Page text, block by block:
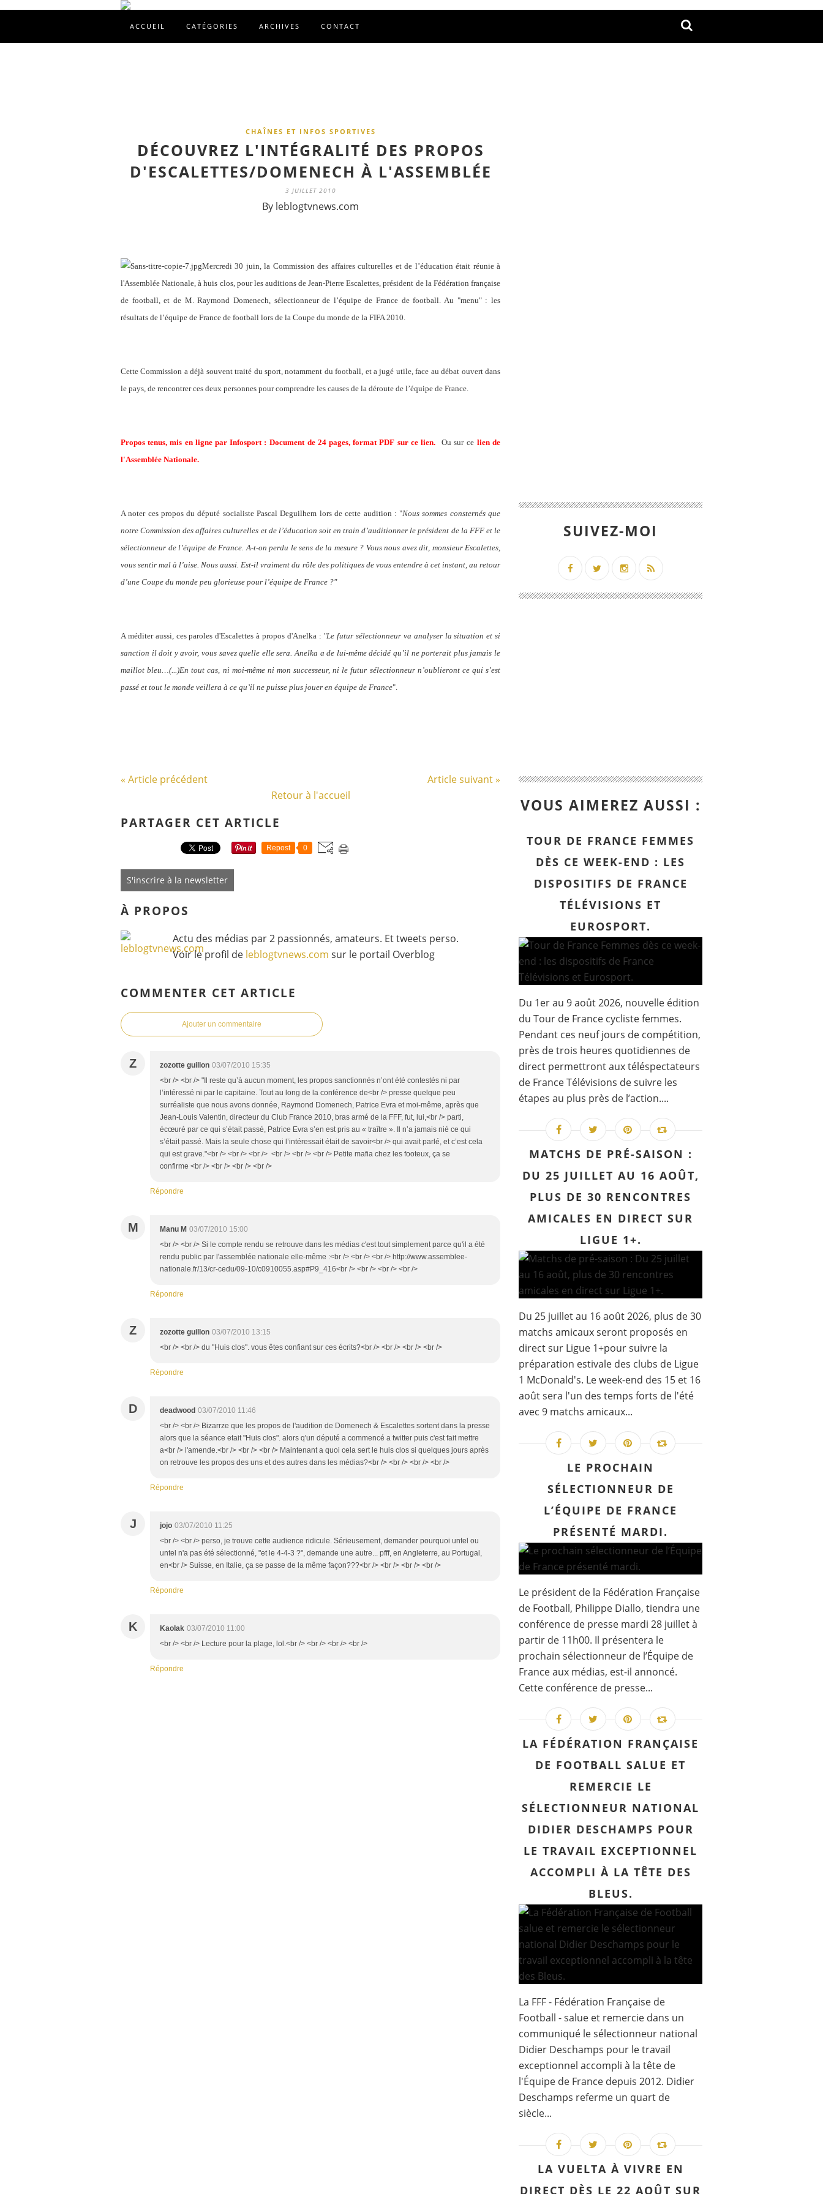
ACCUEIL CATÉGORIES ARCHIVES CONTACT
CHAÎNES ET INFOS SPORTIVES
DÉCOUVREZ L'INTÉGRALITÉ DES PROPOS
D'ESCALETTES/DOMENECH À L'ASSEMBLÉE
3 JUILLET 2010
By leblogtvnews.com
Mercredi 30 juin, la Commission des affaires culturelles et de l’éducation était réunie à
l'Assemblée Nationale, à huis clos, pour les auditions de Jean-Pierre Escalettes, président de la Fédération française
de football, et de M. Raymond Domenech, sélectionneur de l’équipe de France de football. Au "menu" : les
résultats de l’équipe de France de football lors de la Coupe du monde de la FIFA 2010.
Cette Commission a déjà souvent traité du sport, notamment du football, et a jugé utile, face au débat ouvert dans
le pays, de rencontrer ces deux personnes pour comprendre les causes de la déroute de l’équipe de France.
Propos tenus, mis en ligne par Infosport : Document de 24 pages, format PDF sur ce lien. Ou sur ce lien de
l'Assemblée Nationale.
A noter ces propos du député socialiste Pascal Deguilhem lors de cette audition : "Nous sommes consternés que
notre Commission des affaires culturelles et de l’éducation soit en train d’auditionner le président de la FFF et le
sélectionneur de l’équipe de France. A-t-on perdu le sens de la mesure ? Vous nous avez dit, monsieur Escalettes,
vous sentir mal à l’aise. Nous aussi. Est-il vraiment du rôle des politiques de vous entendre à cet instant, au retour
d’une Coupe du monde peu glorieuse pour l’équipe de France ?"
A méditer aussi, ces paroles d'Escalettes à propos d'Anelka : "Le futur sélectionneur va analyser la situation et si
sanction il doit y avoir, vous savez quelle elle sera. Anelka a de lui-même décidé qu’il ne porterait plus jamais le
maillot bleu…(...)En tout cas, ni moi-même ni mon successeur, ni le futur sélectionneur n’oublieront ce qui s’est
passé et tout le monde veillera à ce qu’il ne puisse plus jouer en équipe de France".
« Article précédent
Article suivant »
Retour à l'accueil
PARTAGER CET ARTICLE
Repost 0
S'inscrire à la newsletter
À PROPOS
Actu des médias par 2 passionnés, amateurs. Et tweets perso.
Voir le profil de leblogtvnews.com sur le portail Overblog
COMMENTER CET ARTICLE
Ajouter un commentaire
Z zozotte guillon 03/07/2010 15:35
<br /> <br /> "Il reste qu’à aucun moment, les propos sanctionnés n’ont été contestés ni par
l’intéressé ni par le capitaine. Tout au long de la conférence de<br /> presse quelque peu
surréaliste que nous avons donnée, Raymond Domenech, Patrice Evra et moi-même, après que
Jean-Louis Valentin, directeur du Club France 2010, bras armé de la FFF, fut, lui,<br /> parti,
écœuré par ce qui s’était passé, Patrice Evra s’en est pris au « traître ». Il n’a jamais nié ce qui
s’était passé. Mais la seule chose qui l’intéressait était de savoir<br /> qui avait parlé, et c’est cela
qui est grave."<br /> <br /> <br /> <br /> <br /> <br /> Petite mafia chez les footeux, ça se
confirme <br /> <br /> <br /> <br />
Répondre
M Manu M 03/07/2010 15:00
<br /> <br /> Si le compte rendu se retrouve dans les médias c'est tout simplement parce qu'il a été
rendu public par l'assemblée nationale elle-même :<br /> <br /> <br /> http://www.assemblee-
nationale.fr/13/cr-cedu/09-10/c0910055.asp#P9_416<br /> <br /> <br /> <br />
Répondre
Z zozotte guillon 03/07/2010 13:15
<br /> <br /> du "Huis clos". vous êtes confiant sur ces écrits?<br /> <br /> <br /> <br />
Répondre
D deadwood 03/07/2010 11:46
<br /> <br /> Bizarrze que les propos de l'audition de Domenech & Escalettes sortent dans la presse
alors que la séance etait "Huis clos". alors q'un député a commencé a twitter puis c'est fait mettre
a<br /> l'amende.<br /> <br /> <br /> Maintenant a quoi cela sert le huis clos si quelques jours après
on retrouve les propos des uns et des autres dans les médias?<br /> <br /> <br /> <br />
Répondre
J jojo 03/07/2010 11:25
<br /> <br /> perso, je trouve cette audience ridicule. Sérieusement, demander pourquoi untel ou
untel n'a pas été sélectionné, "et le 4-4-3 ?", demande une autre... pfff, en Angleterre, au Portugal,
en<br /> Suisse, en Italie, ça se passe de la même façon???<br /> <br /> <br /> <br />
Répondre
K Kaolak 03/07/2010 11:00
<br /> <br /> Lecture pour la plage, lol.<br /> <br /> <br /> <br />
Répondre
SUIVEZ-MOI
VOUS AIMEREZ AUSSI :
TOUR DE FRANCE FEMMES
DÈS CE WEEK-END : LES
DISPOSITIFS DE FRANCE
TÉLÉVISIONS ET
EUROSPORT.
Du 1er au 9 août 2026, nouvelle édition
du Tour de France cycliste femmes.
Pendant ces neuf jours de compétition,
près de trois heures quotidiennes de
direct permettront aux téléspectateurs
de France Télévisions de suivre les
étapes au plus près de l’action....
MATCHS DE PRÉ-SAISON :
DU 25 JUILLET AU 16 AOÛT,
PLUS DE 30 RENCONTRES
AMICALES EN DIRECT SUR
LIGUE 1+.
Du 25 juillet au 16 août 2026, plus de 30
matchs amicaux seront proposés en
direct sur Ligue 1+pour suivre la
préparation estivale des clubs de Ligue
1 McDonald's. Le week-end des 15 et 16
août sera l'un des temps forts de l'été
avec 9 matchs amicaux...
LE PROCHAIN
SÉLECTIONNEUR DE
L’ÉQUIPE DE FRANCE
PRÉSENTÉ MARDI.
Le président de la Fédération Française
de Football, Philippe Diallo, tiendra une
conférence de presse mardi 28 juillet à
partir de 11h00. Il présentera le
prochain sélectionneur de l’Équipe de
France aux médias, est-il annoncé.
Cette conférence de presse...
LA FÉDÉRATION FRANÇAISE
DE FOOTBALL SALUE ET
REMERCIE LE
SÉLECTIONNEUR NATIONAL
DIDIER DESCHAMPS POUR
LE TRAVAIL EXCEPTIONNEL
ACCOMPLI À LA TÊTE DES
BLEUS.
La FFF - Fédération Française de
Football - salue et remercie dans un
communiqué le sélectionneur national
Didier Deschamps pour le travail
exceptionnel accompli à la tête de
l'Équipe de France depuis 2012. Didier
Deschamps referme un quart de
siècle...
LA VUELTA À VIVRE EN
DIRECT DÈS LE 22 AOÛT SUR